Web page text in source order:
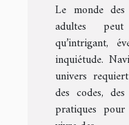
Le monde
adultes
qu’intrigant,
inquiétude.
univers
des codes,
pratiques